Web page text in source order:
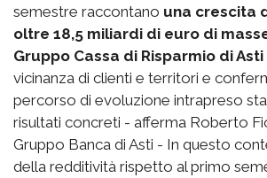
semestre raccontano una crescita
oltre 18,5 miliardi di euro di
Gruppo Cassa di Risparmio di Asti
vicinanza di clienti e territori e
percorso di evoluzione intrapreso
risultati concreti - afferma Roberto
Gruppo Banca di Asti - In questo
della redditività rispetto al primo